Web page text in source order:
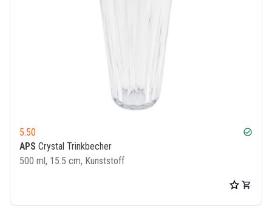
5.50 check_circle
APS Crystal Trinkbecher
500 ml, 15.5 cm, Kunststoff